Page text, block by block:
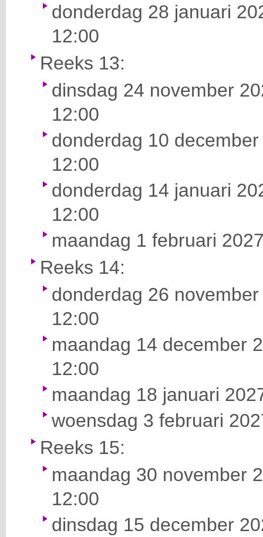
donderdag 28 januari
12:00
Reeks 13:
dinsdag 24 november
12:00
donderdag 10
12:00
donderdag 14 januari
12:00
maandag 1 februari
Reeks 14:
donderdag 26
12:00
maandag 14 december
12:00
maandag 18 januari
woensdag 3 februari
Reeks 15:
maandag 30 november
12:00
dinsdag 15 december